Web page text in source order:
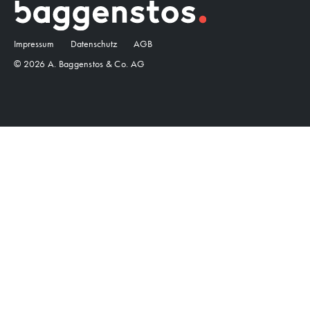
Impressum Datenschutz
AGB
© 2026 A. Baggenstos & Co. AG